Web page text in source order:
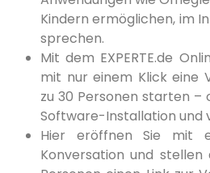
Kindern ermöglichen, im
sprechen.
Mit dem EXPERTE.de
mit nur einem Klick eine
zu 30 Personen starten –
Software-Installation und
Hier eröffnen Sie mit
Konversation und stellen